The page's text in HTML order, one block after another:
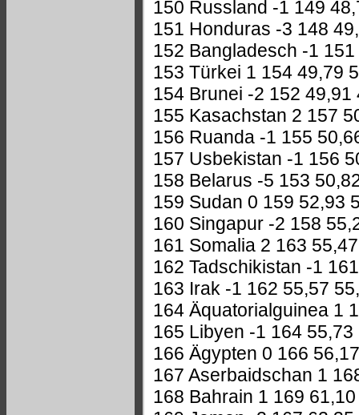
150 Russland -1 149
151 Honduras -3 148
152 Bangladesch -1
153 Türkei 1 154 49,79
154 Brunei -2 152 49,91
155 Kasachstan 2 157
156 Ruanda -1 155
157 Usbekistan -1 156
158 Belarus -5 153
159 Sudan 0 159 52,93
160 Singapur -2 158
161 Somalia 2 163
162 Tadschikistan -1
163 Irak -1 162 55,57
164 Äquatorialguinea 1
165 Libyen -1 164 55,73
166 Ägypten 0 166
167 Aserbaidschan 1
168 Bahrain 1 169